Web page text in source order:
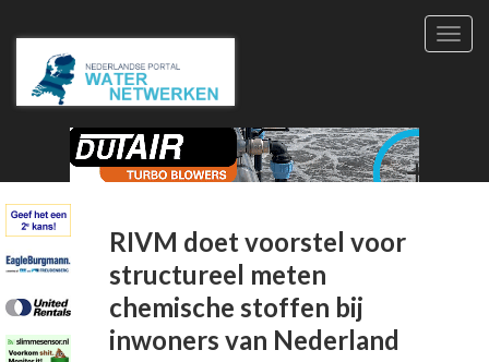
RIVM doet voorstel voor
structureel meten
chemische stoffen bij
inwoners van Nederland